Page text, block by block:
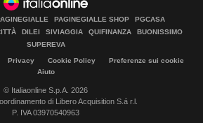
PAGINEGIALLE SHOP
PGCASA
DILEI SIVIAGGIA QUIFINANZA
BUONISSIMO
SUPEREVA
Privacy Cookie Policy
Preferenze sui cookie
Aiuto
© Italiaonline S.p.A. 2026
di Libero Acquisition S.á r.l.
P. IVA 03970540963